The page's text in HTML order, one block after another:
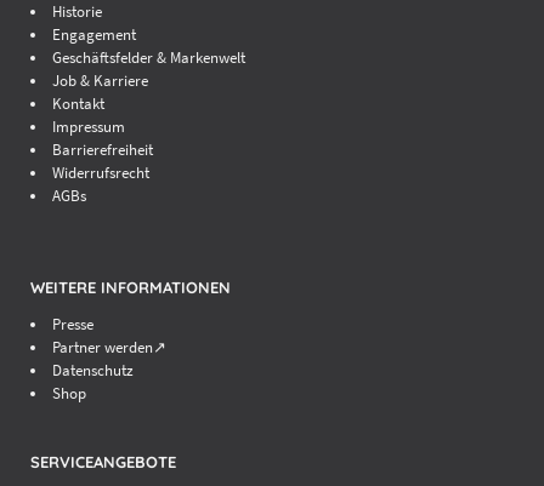
Historie
Engagement
Geschäftsfelder & Markenwelt
Job & Karriere
Kontakt
Impressum
Barrierefreiheit
Widerrufsrecht
AGBs
WEITERE INFORMATIONEN
Presse
Partner werden↗
Datenschutz
Shop
SERVICEANGEBOTE